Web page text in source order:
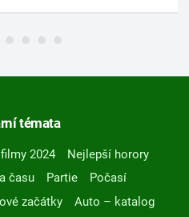
témata
2024
Nejlepší horory
času Partie
Počasí
začátky
Auto – katalog